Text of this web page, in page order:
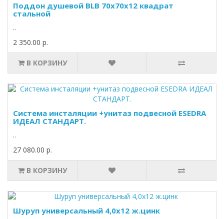
Поддон душевой BLB 70х70х12 квадрат
стальной
..
2 350.00 р.
В КОРЗИНУ
Система инсталяции +унитаз подвесной ESEDRA
ИДЕАЛ СТАНДАРТ.
..
27 080.00 р.
В КОРЗИНУ
Шуруп универсальный 4,0x12 ж.цинк